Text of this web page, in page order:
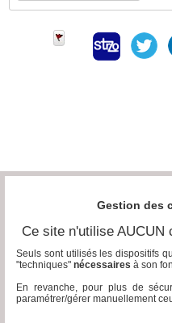
Gazette
Médias
groupe
Blogs
Prémium
Gestion des
Ce site n'utilise AUCUN
Seuls sont utilisés les dispositifs
"techniques" nécessaires à son
En revanche, pour plus de
paramétrer/gérer manuellement